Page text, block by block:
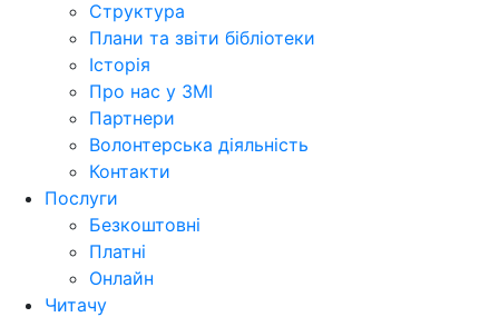
Структура
Плани та звіти бібліотеки
Історія
Про нас у ЗМІ
Партнери
Волонтерська діяльність
Контакти
Послуги
Безкоштовні
Платні
Онлайн
Читачу